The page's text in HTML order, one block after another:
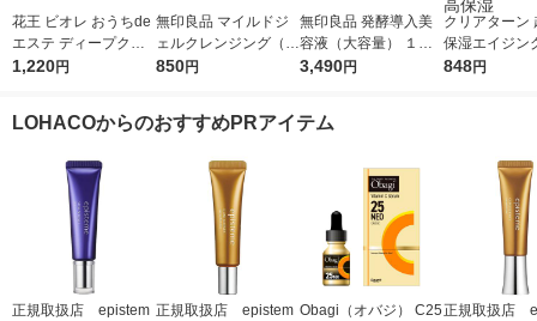
花王 ビオレ おうちde
エステ ディープクレ
イ洗顔 180g
1,220円
無印良品 マイルドジ
ェルクレンジング（大
容量） ２２０ｇ 良品
850円
無印良品 発酵導入美
容液（大容量） １０
０ｍＬ 良品計画
3,490円
クリアターン
保湿エイジン
スクEX 40枚
848円
LOHACOからのおすすめPRアイテム
正規取扱店 epistem 正規取扱店 epistem Obagi（オバジ） C25正規取扱店